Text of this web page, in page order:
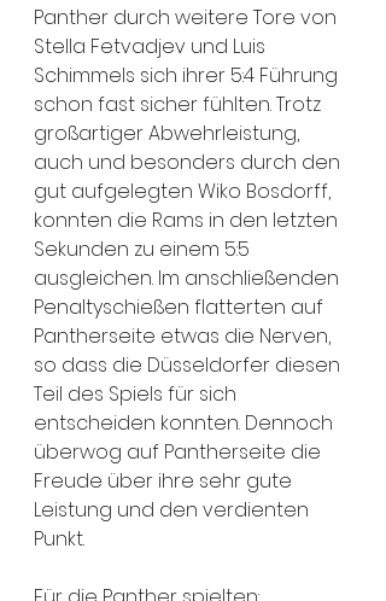
Panther durch weitere Tore von
Stella Fetvadjev und Luis
Schimmels sich ihrer 5:4 Führung
schon fast sicher fühlten. Trotz
großartiger Abwehrleistung,
auch und besonders durch den
gut aufgelegten Wiko Bosdorff,
konnten die Rams in den letzten
Sekunden zu einem 5:5
ausgleichen. Im anschließenden
Penaltyschießen flatterten auf
Pantherseite etwas die Nerven,
so dass die Düsseldorfer diesen
Teil des Spiels für sich
entscheiden konnten. Dennoch
überwog auf Pantherseite die
Freude über ihre sehr gute
Leistung und den verdienten
Punkt.